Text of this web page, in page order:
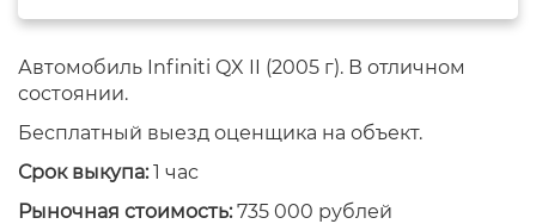
Автомобиль Infiniti QX II (2005 г). В отличном
состоянии.
Бесплатный выезд оценщика на объект.
Срок выкупа:1 час
Рыночная стоимость:735 000 рублей